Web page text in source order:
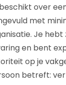
over
met
Je hebt
en bent
op je
betreft: